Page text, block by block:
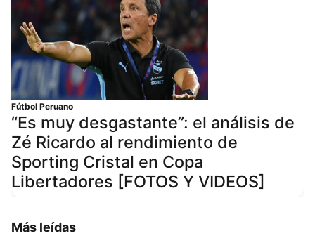
Fútbol Peruano
“Es muy desgastante”: el análisis de
Zé Ricardo al rendimiento de
Sporting Cristal en Copa
Libertadores [FOTOS Y VIDEOS]
Más leídas